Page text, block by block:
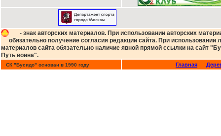
- знак авторских материалов. При использовании авторских
обязательно получение согласия редакции сайта. При использовании
материалов сайта обязательно наличие явной прямой ссылки на сайт
Путь воина".
СК "Бусидо" основан в 1990 году Главная